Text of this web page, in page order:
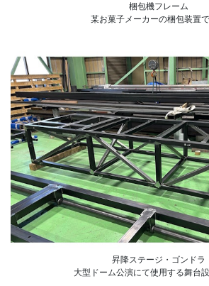
梱包機フレーム
某お菓子メーカーの梱包装置で
昇降ステージ・ゴンドラ
大型ドーム公演にて使用する舞台設